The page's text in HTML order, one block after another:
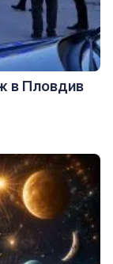
в Пловдив